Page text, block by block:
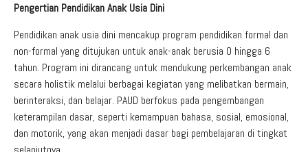
Pengertian Pendidikan Anak Usia Dini
Pendidikan anak usia dini mencakup program pendidikan formal dan
non-formal yang ditujukan untuk anak-anak berusia 0 hingga 6
tahun. Program ini dirancang untuk mendukung perkembangan anak
secara holistik melalui berbagai kegiatan yang melibatkan bermain,
berinteraksi, dan belajar. PAUD berfokus pada pengembangan
keterampilan dasar, seperti kemampuan bahasa, sosial, emosional,
dan motorik, yang akan menjadi dasar bagi pembelajaran di tingkat